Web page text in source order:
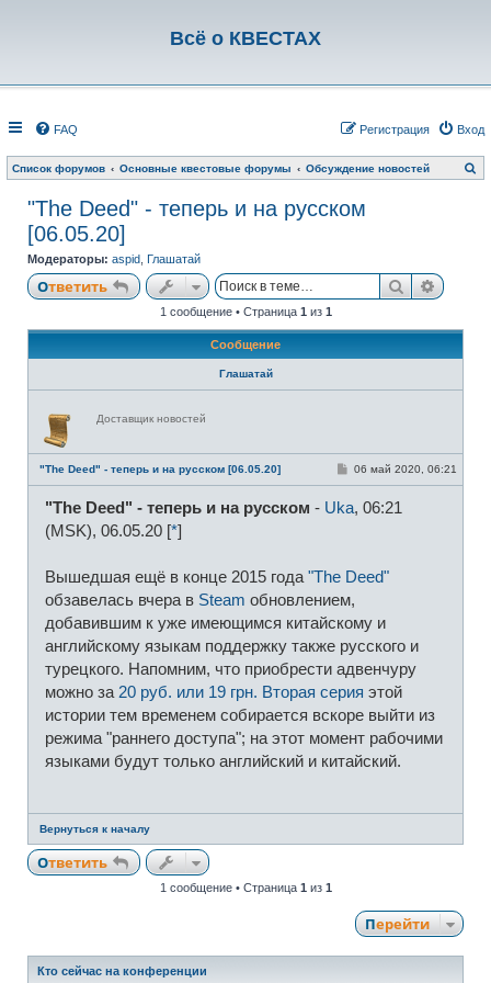
Всё о КВЕСТАХ
FAQ Вход
Регистрация
Список форумов Основные квестовые форумы Обсуждение новостей
о
"The Deed" - теперь и на русском
[06.05.20]
Модераторы: aspid Глашатай
Ответить Поиск
1 сообщение • Страница 1 из 1
Сообщение
Глашатай
в
е
и
Доставщик новостей
"The Deed" - теперь и на русском [06.05.20]
С
б
е
06 май 2020, 06:21
"The Deed" - теперь и на русском - Uka, 06:21
(MSK), 06.05.20 [*]
Вышедшая ещё в конце 2015 года "The Deed"
обзавелась вчера в Steam обновлением,
добавившим к уже имеющимся китайскому и
английскому языкам поддержку также русского и
турецкого. Напомним, что приобрести адвенчуру
можно за 20 руб. или 19 грн. Вторая серия этой
истории тем временем собирается вскоре выйти из
режима "раннего доступа"; на этот момент рабочими
языками будут только английский и китайский.
Вернуться к началу
Ответить
1 сообщение • Страница 1 из 1
Перейти
Кто сейчас на конференции